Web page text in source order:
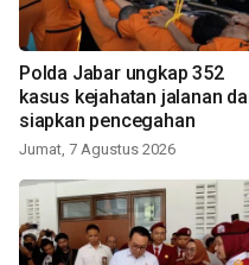
Polda Jabar ungkap 352
kasus kejahatan jalanan
siapkan pencegahan
Jumat, 7 Agustus 2026